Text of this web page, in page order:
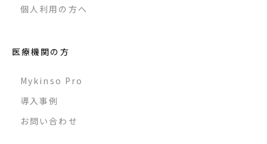
個人利用の方へ
医療機関の方
Mykinso Pro
導入事例
お問い合わせ